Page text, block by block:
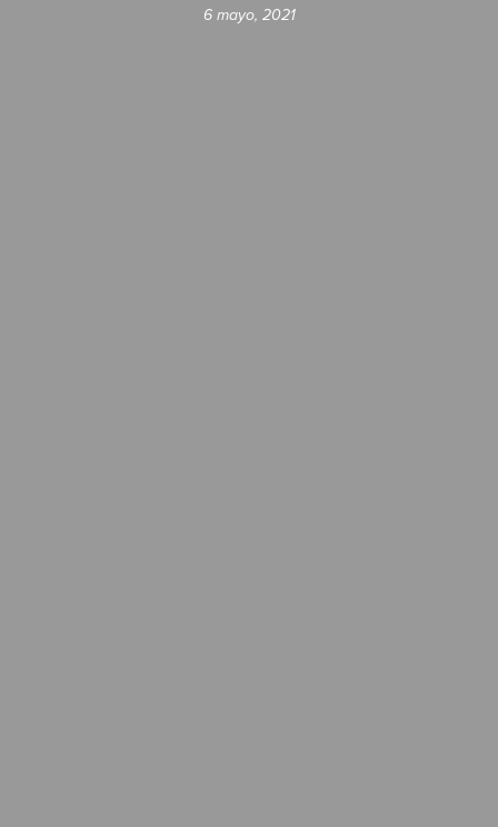
6 mayo, 2021